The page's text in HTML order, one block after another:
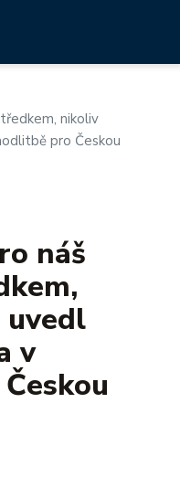
nikoliv
pro Českou
náš
v